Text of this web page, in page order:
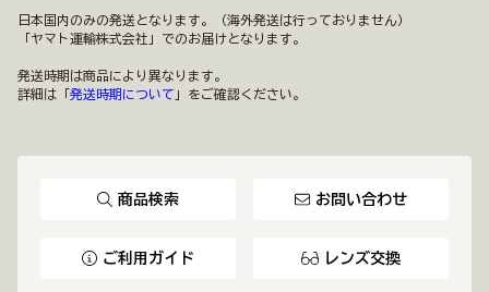
日本国内のみの発送となります。（海外発送は行っておりません）
「ヤマト運輸株式会社」でのお届けとなります。
発送時期は商品により異なります。
詳細は「 発送時期について 」をご確認ください。
商品検索 お問い合わせ
ご利用ガイド レンズ交換